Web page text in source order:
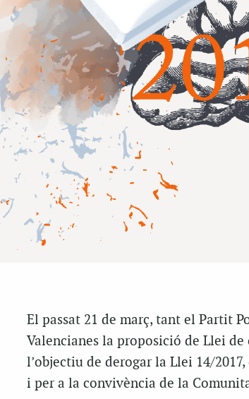
El passat 21 de març, tant el Partit
Valencianes la proposició de Llei
l’objectiu de derogar la Llei 14/
i per a la convivència de la